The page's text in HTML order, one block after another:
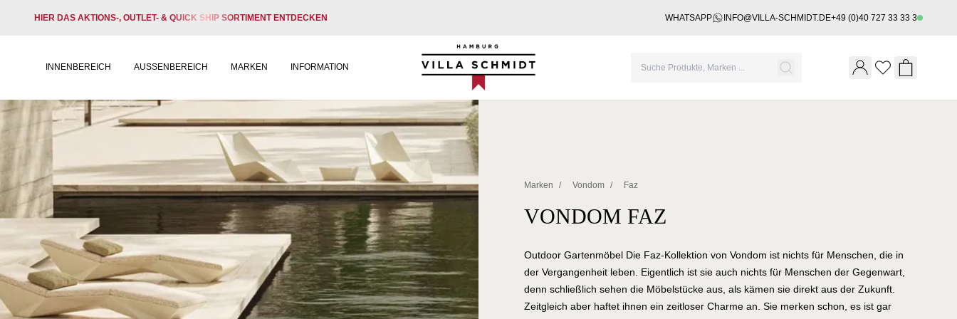
HIER DAS AKTIONS-, OUTLET- & QUICK SHIP SORTIMENT ENTDECKEN WHATSAPP INFO@VILLA-SCHMIDT.DE+49 (0)40 727 33 33 3
INNENBEREICH AUSSENBEREICH MARKEN INFORMATION
Villa Schmidt
Wishlist
Marken / Vondom / Faz
VONDOM FAZ
Outdoor Gartenmöbel Die Faz-Kollektion von Vondom ist nichts für Menschen, die in
der Vergangenheit leben. Eigentlich ist sie auch nichts für Menschen der Gegenwart,
denn schließlich sehen die Möbelstücke aus, als kämen sie direkt aus der Zukunft.
Zeitgleich aber haftet ihnen ein zeitloser Charme an. Sie merken schon, es ist gar